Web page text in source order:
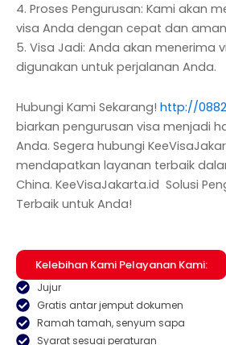
4. Proses Pengurusan: Kami akan
visa Anda dengan cepat dan
5. Visa Jadi: Anda akan menerima
digunakan untuk perjalanan Anda.
Hubungi Kami Sekarang! http://‪
biarkan pengurusan visa menjadi
Anda. Segera hubungi
mendapatkan layanan terbaik
China. KeeVisaJakarta.id Solusi
Terbaik untuk Anda!
Kelebihan Kami Pelayanan Kami:
Jujur
Gratis antar jemput dokumen
Ramah tamah, senyum sapa
Syarat sesuai peraturan